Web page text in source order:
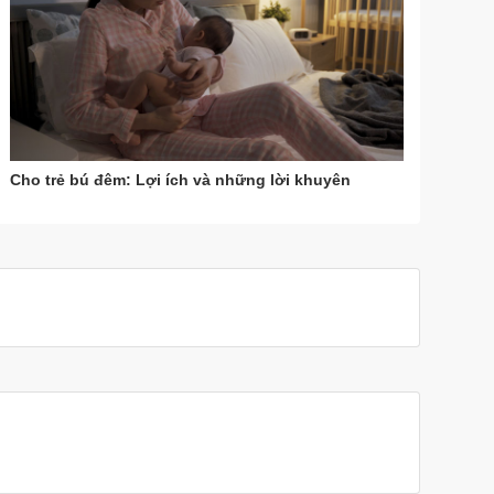
Cho trẻ bú đêm: Lợi ích và những lời khuyên